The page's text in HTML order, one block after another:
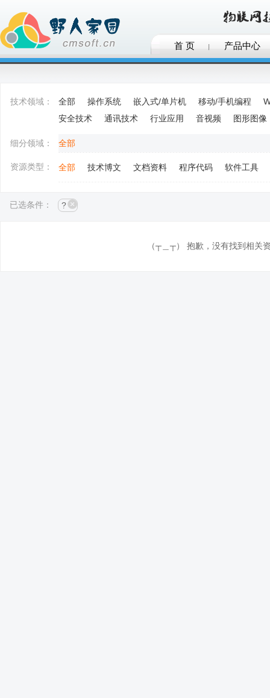
首 页 产品中心
技术领域： 全部 操作系统 嵌入式/单片机 移动/手机编程
安全技术
通讯技术 行业应用 音视频 图形图像
细分领域： 全部
资源类型： 全部 技术博文 文档资料 程序代码 软件工具
已选条件： ?
（┬＿┬） 抱歉，没有找到相关